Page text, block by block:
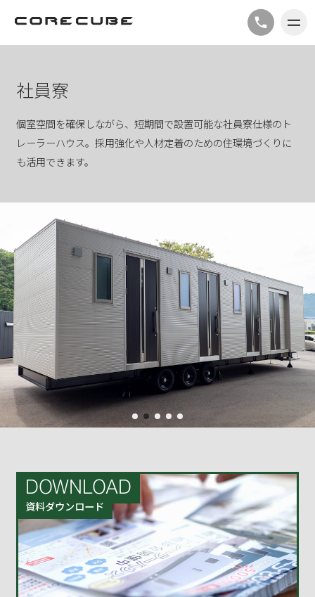
社員寮
個室空間を確保しながら、短期間で設置可能な社員寮仕様のト
レーラーハウス。採用強化や人材定着のための住環境づくりに
も活用できます。
DOWNLOAD
資料ダウンロード